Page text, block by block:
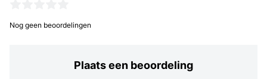
Nog geen beoordelingen
Plaats een beoordeling